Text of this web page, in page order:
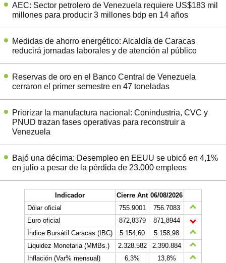
AEC: Sector petrolero de Venezuela requiere US$183 mil
millones para producir 3 millones bdp en 14 años
Medidas de ahorro energético: Alcaldía de Caracas
reducirá jornadas laborales y de atención al público
Reservas de oro en el Banco Central de Venezuela
cerraron el primer semestre en 47 toneladas
Priorizar la manufactura nacional: Conindustria, CVC y
PNUD trazan fases operativas para reconstruir a
Venezuela
Bajó una décima: Desempleo en EEUU se ubicó en 4,1%
en julio a pesar de la pérdida de 23.000 empleos
Indicador Cierre Ant 06/08/2026
Dólar oficial
755.9001
756.7083
Euro oficial
872,8379
871,8944
Índice Bursátil Caracas (IBC)
5.154,60
5.158,98
Liquidez Monetaria (MMBs.)
2.328.582
2.390.884
Inflación (Var% mensual)
6,3%
13,8%